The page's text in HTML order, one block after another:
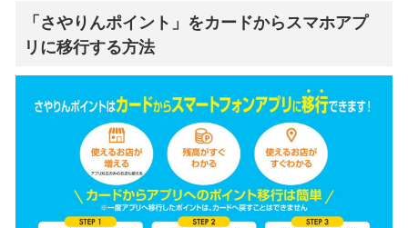
「さやりんポイント」をカードからスマホアプ
リに移行する方法